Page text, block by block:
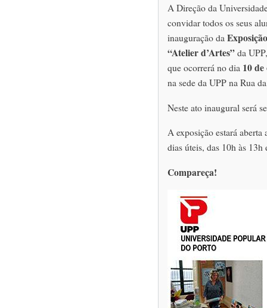
A Direção da
convidar todos os seus
inauguração da
“Atelier d’Artes”da
que ocorrerá no dia 10
na sede da UPP na Rua
Neste ato inaugural será
A exposição estará
dias úteis, das 10h às 13h
Compareça!